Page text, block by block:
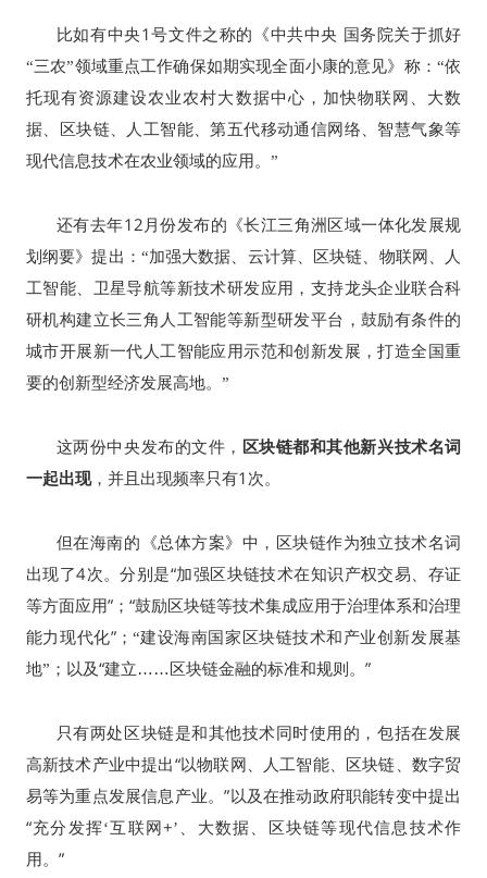
比如有中央1号文件之称的《中共中央
国务院关于抓好
“三农”领域重点工作确保如期实现全面小康的意见》称：“依
托现有资源建设农业农村大数据中心，加快物联网、大数
据、区块链、人工智能、第五代移动通信网络、智慧气象等
现代信息技术在农业领域的应用。”
还有去年12月份发布的《长江三角洲区域一体化发展规
划纲要》提出：“加强大数据、云计算、区块链、物联网、人
工智能、卫星导航等新技术研发应用，支持龙头企业联合科
研机构建立长三角人工智能等新型研发平台，鼓励有条件的
城市开展新一代人工智能应用示范和创新发展，打造全国重
要的创新型经济发展高地。”
这两份中央发布的文件， 区块链都和其他新兴技术名词
一起出现，并且出现频率只有1 次。
但在海南的《总体方案》中，区块链作为独立技术名词
出现了4次。分别是“加强区块链技术在知识产权交易、存证
等方面应用”； “鼓励区块链等技术集成应用于治理体系和治理
能力现代化”；“建设海南国家区块链技术和产业创新发展基
地”；以及“建立…… 区块链金融的标准和规则。 ”
只有两处区块链是和其他技术同时使用的，包括在发展
高新技术产业中提出“以物联网、人工智能、区块链、数字贸
易等为重点发展信息产业。”以及在推动政府职能转变中提出
“充分发挥‘互联网+’、大数据、区块链等现代信息技术作
用。 ”